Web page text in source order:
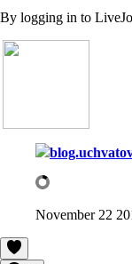
By logging in to
November 22